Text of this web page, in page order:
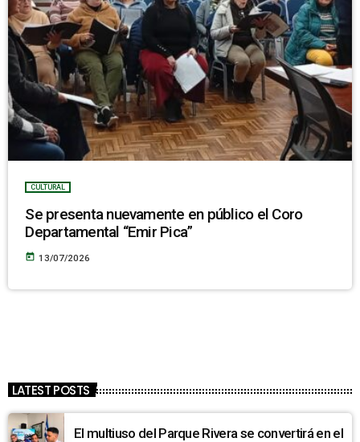
CULTURAL
Se presenta nuevamente en público el Coro
Departamental “Emir Pica”
today 13/07/2026
LATEST POSTS
El multiuso del Parque Rivera se convertirá en el